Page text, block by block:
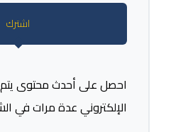
اشترك
احصل على أحدث محتوى يتم
الإلكتروني عدة مرات في